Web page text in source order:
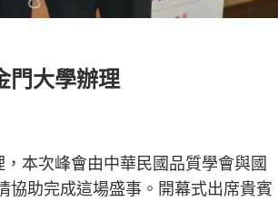
門大學辦理
本次峰會由中華民國品質學會與國
協助完成這場盛事。開幕式出席貴賓